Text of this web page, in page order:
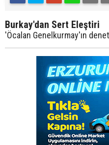
Burkay'dan Sert Eleştiri
'Öcalan Genelkurmay'ın